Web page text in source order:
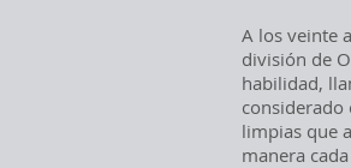
A los veinte
división de
habilidad,
considerado
limpias que
manera